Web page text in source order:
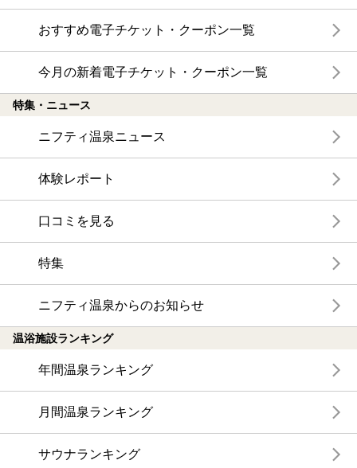
おすすめ電子チケット・クーポン一覧
今月の新着電子チケット・クーポン一覧
特集・ニュース
ニフティ温泉ニュース
体験レポート
口コミを見る
特集
ニフティ温泉からのお知らせ
温浴施設ランキング
年間温泉ランキング
月間温泉ランキング
サウナランキング